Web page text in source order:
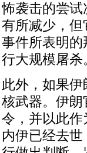
怖袭击的尝
有所减少，
事件所表明
行大规模屠
此外，如果
核武器。伊
令，并以此
内伊已经去